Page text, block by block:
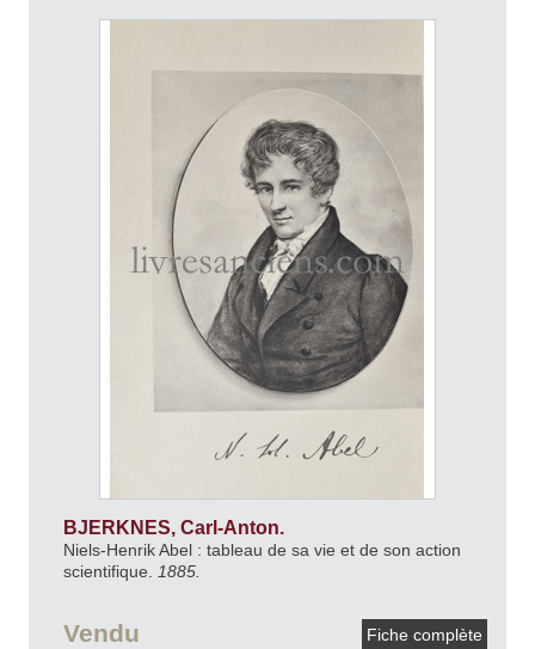
BJERKNES, Carl-Anton.
Niels-Henrik Abel : tableau de sa vie et de son action
scientifique. 1885.
Vendu Fiche complète